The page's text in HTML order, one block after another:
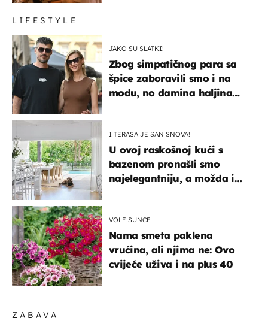
ZABAVA
LIFESTYLE
JAKO SU SLATKI!
Zbog simpatičnog para sa
špice zaboravili smo i na
modu, no damina haljina
I TERASA JE SAN SNOVA!
U ovoj raskošnoj kući s
bazenom pronašli smo
najelegantniju, a možda i
VOLE SUNCE
Nama smeta paklena
vrućina, ali njima ne: Ovo
cvijeće uživa i na plus 40